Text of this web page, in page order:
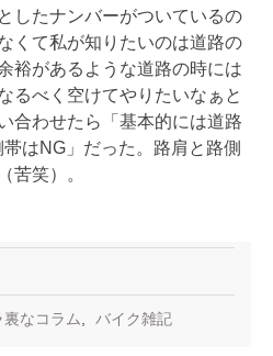
したナンバーがついているの
くて私が知りたいのは道路の
裕があるような道路の時には
るべく空けてやりたいなぁと
合わせたら「基本的には道路
はNG」だった。路肩と路側
苦笑）。
裏なコラム, バイク雑記